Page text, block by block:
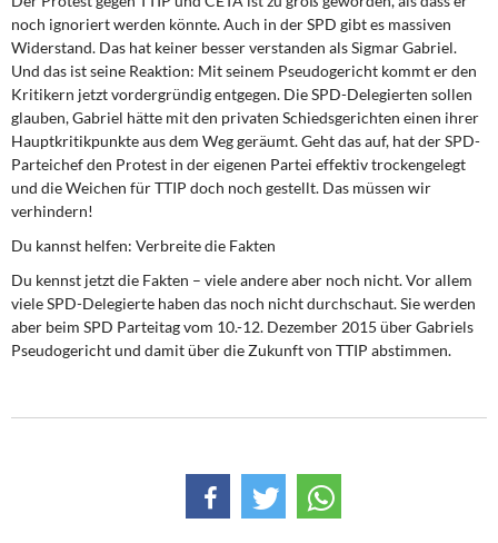
noch ignoriert werden könnte. Auch in der SPD gibt es massiven
Widerstand. Das hat keiner besser verstanden als Sigmar Gabriel.
Und das ist seine Reaktion: Mit seinem Pseudogericht kommt er den
Kritikern jetzt vordergründig entgegen. Die SPD-Delegierten sollen
glauben, Gabriel hätte mit den privaten Schiedsgerichten einen ihrer
Hauptkritikpunkte aus dem Weg geräumt. Geht das auf, hat der SPD-
Parteichef den Protest in der eigenen Partei effektiv trockengelegt
und die Weichen für TTIP doch noch gestellt. Das müssen wir
verhindern!
Du kannst helfen: Verbreite die Fakten
Du kennst jetzt die Fakten – viele andere aber noch nicht. Vor allem
viele SPD-Delegierte haben das noch nicht durchschaut. Sie werden
aber beim SPD Parteitag vom 10.-12. Dezember 2015 über Gabriels
Pseudogericht und damit über die Zukunft von TTIP abstimmen.